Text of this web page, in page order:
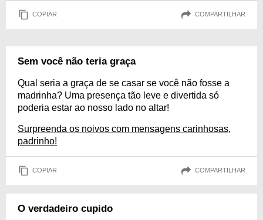
COPIAR COMPARTILHAR
Sem você não teria graça
Qual seria a graça de se casar se você não fosse a
madrinha? Uma presença tão leve e divertida só
poderia estar ao nosso lado no altar!
Surpreenda os noivos com mensagens carinhosas,
padrinho!
COPIAR COMPARTILHAR
O verdadeiro cupido